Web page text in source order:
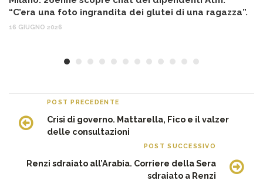
“C’era una foto ingrandita dei glutei di una ragazza”.
16 GIUGNO 2026
POST PRECEDENTE
Crisi di governo. Mattarella, Fico e il valzer
delle consultazioni
POST SUCCESSIVO
Renzi sdraiato all’Arabia. Corriere della Sera
sdraiato a Renzi